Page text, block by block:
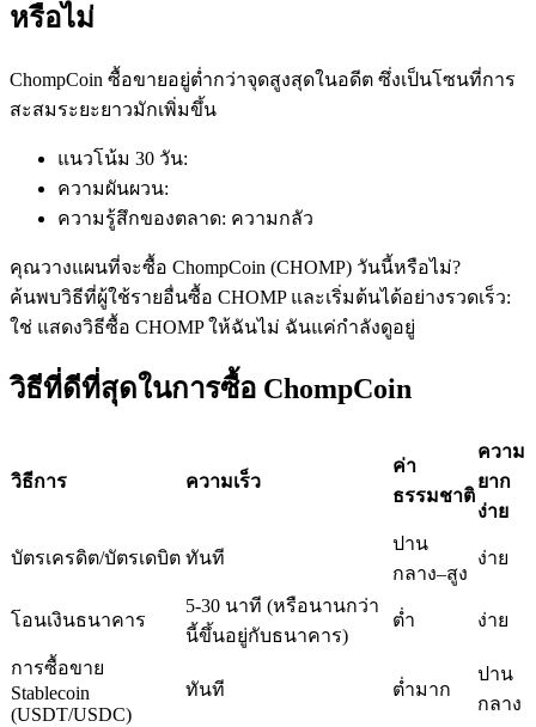
ฟิวเจอร์ส USDC
ฟิวเจอร์สที่ใช้ USDC เป็นหลักประกัน
เข้าร่วมกับเทรดเดอร์ชั้นนำ
หรือไม่
ChompCoin ซื้อขายอยู่ต่ำกว่าจุดสูงสุดในอดีต ซึ่งเป็นโซนที่การ
สะสมระยะยาวมักเพิ่มขึ้น
แนวโน้ม 30 วัน:
ความผันผวน:
ความรู้สึกของตลาด: ความกลัว
คุณวางแผนที่จะซื้อ ChompCoin (CHOMP) วันนี้หรือไม่?
ค้นพบวิธีที่ผู้ใช้รายอื่นซื้อ CHOMP และเริ่มต้นได้อย่างรวดเร็ว:
ใช่ แสดงวิธีซื้อ CHOMP ให้ฉันไม่ ฉันแค่กำลังดูอยู่
วิธีที่ดีที่สุดในการซื้อ ChompCoin
วิธีการ ความเร็ว
ค่า
ธรรมชาติ
ความ
ยาก
ง่าย
บัตรเครดิต/บัตรเดบิต ทันที
ปาน
กลาง–สูง
ง่าย
โอนเงินธนาคาร
5-30 นาที (หรือนานกว่า
นี้ขึ้นอยู่กับธนาคาร)
ต่ำ ง่าย
การซื้อขาย
Stablecoin
(USDT/USDC)
ทันที ต่ำมาก
ปาน
กลาง